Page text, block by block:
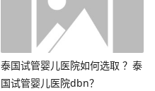
泰国试管婴儿医院如何选取 ？泰
国试管婴儿医院dbn？